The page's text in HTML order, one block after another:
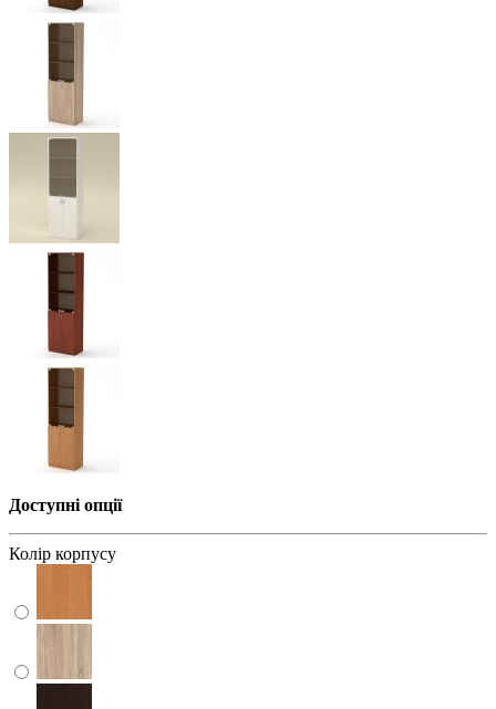
Доступні опції
Колір корпусу